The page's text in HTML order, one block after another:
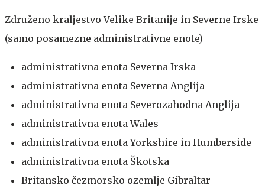
Združeno kraljestvo Velike Britanije in Severne Irske
(samo posamezne administrativne enote)
administrativna enota Severna Irska
administrativna enota Severna Anglija
administrativna enota Severozahodna Anglija
administrativna enota Wales
administrativna enota Yorkshire in Humberside
administrativna enota Škotska
Britansko čezmorsko ozemlje Gibraltar